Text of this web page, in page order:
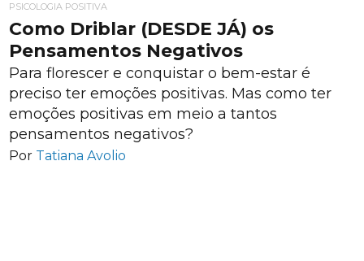
PSICOLOGIA POSITIVA
Como Driblar (DESDE JÁ) os
Pensamentos Negativos
Para florescer e conquistar o bem-estar é
preciso ter emoções positivas. Mas como ter
emoções positivas em meio a tantos
pensamentos negativos?
Por Tatiana Avolio